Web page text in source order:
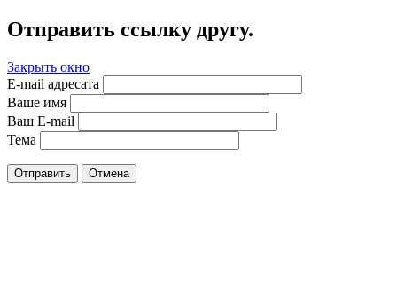
Отправить ссылку другу.
Закрыть окно
E-mail адресата
Ваше имя
Ваш E-mail
Тема
Отправить Отмена